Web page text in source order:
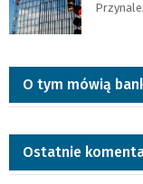
O tym mówią
Ostatnie